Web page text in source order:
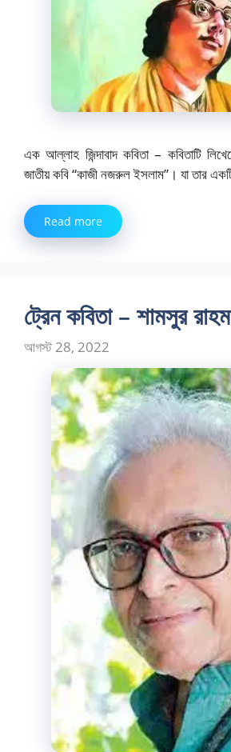
এক আল্লাহ জিন্দাবাদ কবিতা – কবিতাটি
জাতীয় কবি “কাজী নজরুল ইসলাম”। যা তার
Read more
ট্রেন কবিতা – শামসুর
আগস্ট 28, 2022